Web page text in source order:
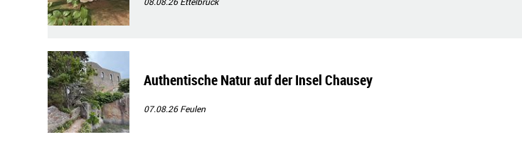
Authentische Natur auf der Insel Chausey
07.08.26Feulen